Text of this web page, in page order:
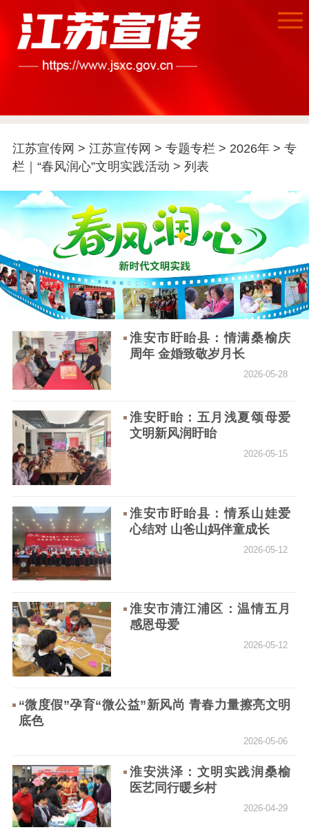
首页
江苏要闻
公示公告
通知公告 信息公开制度
信息公开指南
信息公开年度报
告
工作动态
理论学习
哲学社科
社科强省
成果集萃
江苏文脉
新闻宣传
主题宣传 对外宣传
记者之家
精品生产 文化惠民
文化传承
文化产业
精神文明
文明创建
江苏宣传网 > 江苏宣传网 > 专题专栏 > 2026年> 专
栏｜“春风润心”文明实践活动 > 列表
淮安市盱眙县：情满桑榆庆
周年 金婚致敬岁月长
2026-05-28
淮安盱眙：五月浅夏颂母爱
文明新风润盱眙
2026-05-15
淮安市盱眙县：情系山娃爱
心结对 山爸山妈伴童成长
2026-05-12
淮安市清江浦区：温情五月
感恩母爱
2026-05-12
“微度假”孕育“微公益”新风尚 青春力量擦亮文明
底色
2026-05-06
淮安洪泽：文明实践润桑榆
医艺同行暖乡村
2026-04-29